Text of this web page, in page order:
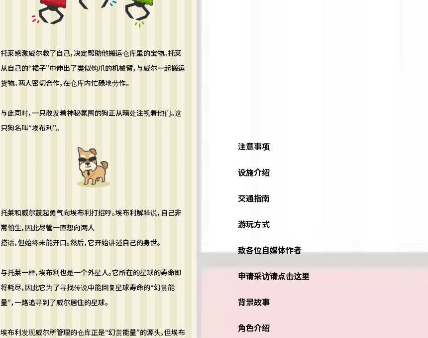
注意事项
设施介绍
交通指南
游玩方式
致各位自媒体作者
申请采访请点击这里
背景故事
角色介绍
托莱感激威尔救了自己，决定帮助他搬运仓库里的宝物。托莱
从自己的“裙子”中伸出了类似钩爪的机械臂，与威尔一起搬运
货物。两人密切合作，在仓库内忙碌地劳作。
与此同时，一只散发着神秘氛围的狗正从暗处注视着他们。这
只狗名叫“埃布利”。
托莱和威尔鼓起勇气向埃布利打招呼。埃布利解释说，自己非
常怕生，因此尽管一直想向两人
搭话，但始终未能开口。然后，它开始讲述自己的身世。
与托莱一样，埃布利也是一个外星人。它所在的星球的寿命即
将耗尽，因此它为了寻找传说中能回复星球寿命的“幻赏能
量”，一路追寻到了威尔居住的星球。
埃布利发现威尔所管理的仓库正是“幻赏能量”的源头，但埃布